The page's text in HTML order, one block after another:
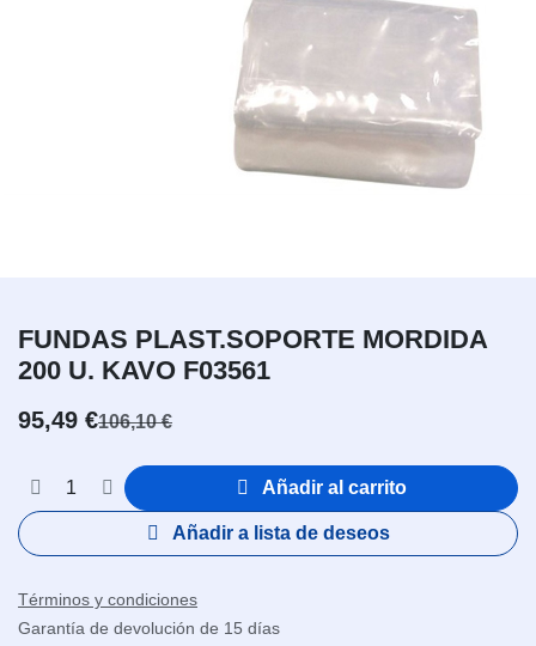
FUNDAS PLAST.SOPORTE MORDIDA
200 U. KAVO F03561
95,49 €106,10€
Añadir al carrito
Añadir a lista de deseos
Términos y condiciones
Garantía de devolución de 15 días